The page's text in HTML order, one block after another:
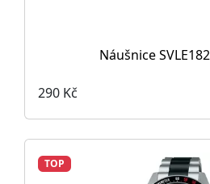
Náušnice
290 Kč
TOP